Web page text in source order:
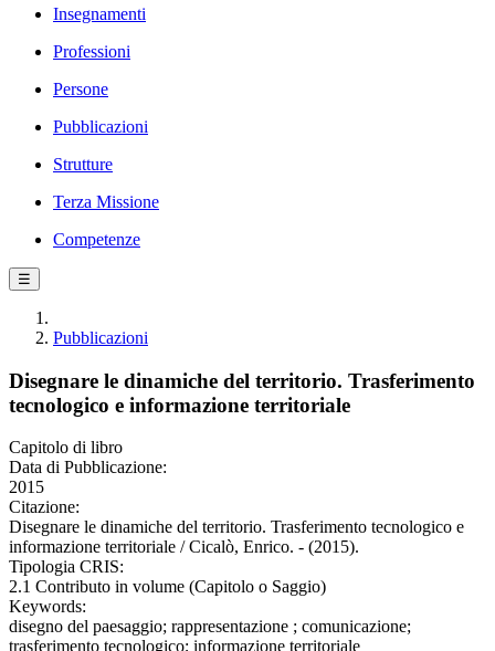
Insegnamenti
Professioni
Persone
Pubblicazioni
Strutture
Terza Missione
Competenze
☰
Pubblicazioni
Disegnare le dinamiche del territorio. Trasferimento
tecnologico e informazione territoriale
Capitolo di libro
Data di Pubblicazione:
2015
Citazione:
Disegnare le dinamiche del territorio. Trasferimento tecnologico e
informazione territoriale / Cicalò, Enrico. - (2015).
Tipologia CRIS:
2.1 Contributo in volume (Capitolo o Saggio)
Keywords:
disegno del paesaggio; rappresentazione ; comunicazione;
trasferimento tecnologico; informazione territoriale